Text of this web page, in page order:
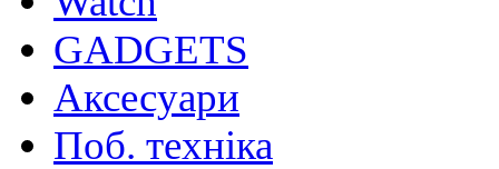
GADGETS
Аксесуари
Поб. техніка